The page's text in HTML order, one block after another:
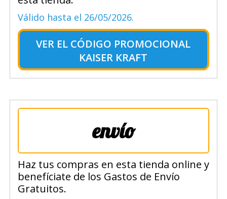
Válido hasta el 26/05/2026.
VER EL CÓDIGO PROMOCIONAL
KAISER KRAFT
envío
Haz tus compras en esta tienda online y
benefíciate de los Gastos de Envío
Gratuitos.